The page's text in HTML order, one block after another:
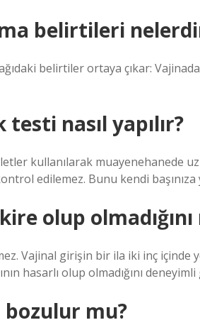
belirtileri
belirtiler ortaya çıkar:
nasıl yapılır?
aletler kullanılarak
edilemez. Bunu kendi
olup olmadığını
Vajinal girişin bir ila iki inç içinde
hasarlı olup olmadığını
bozulur mu?